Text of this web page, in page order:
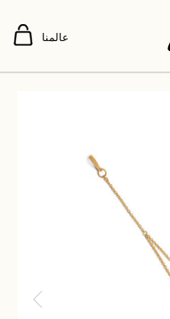
عالمنا